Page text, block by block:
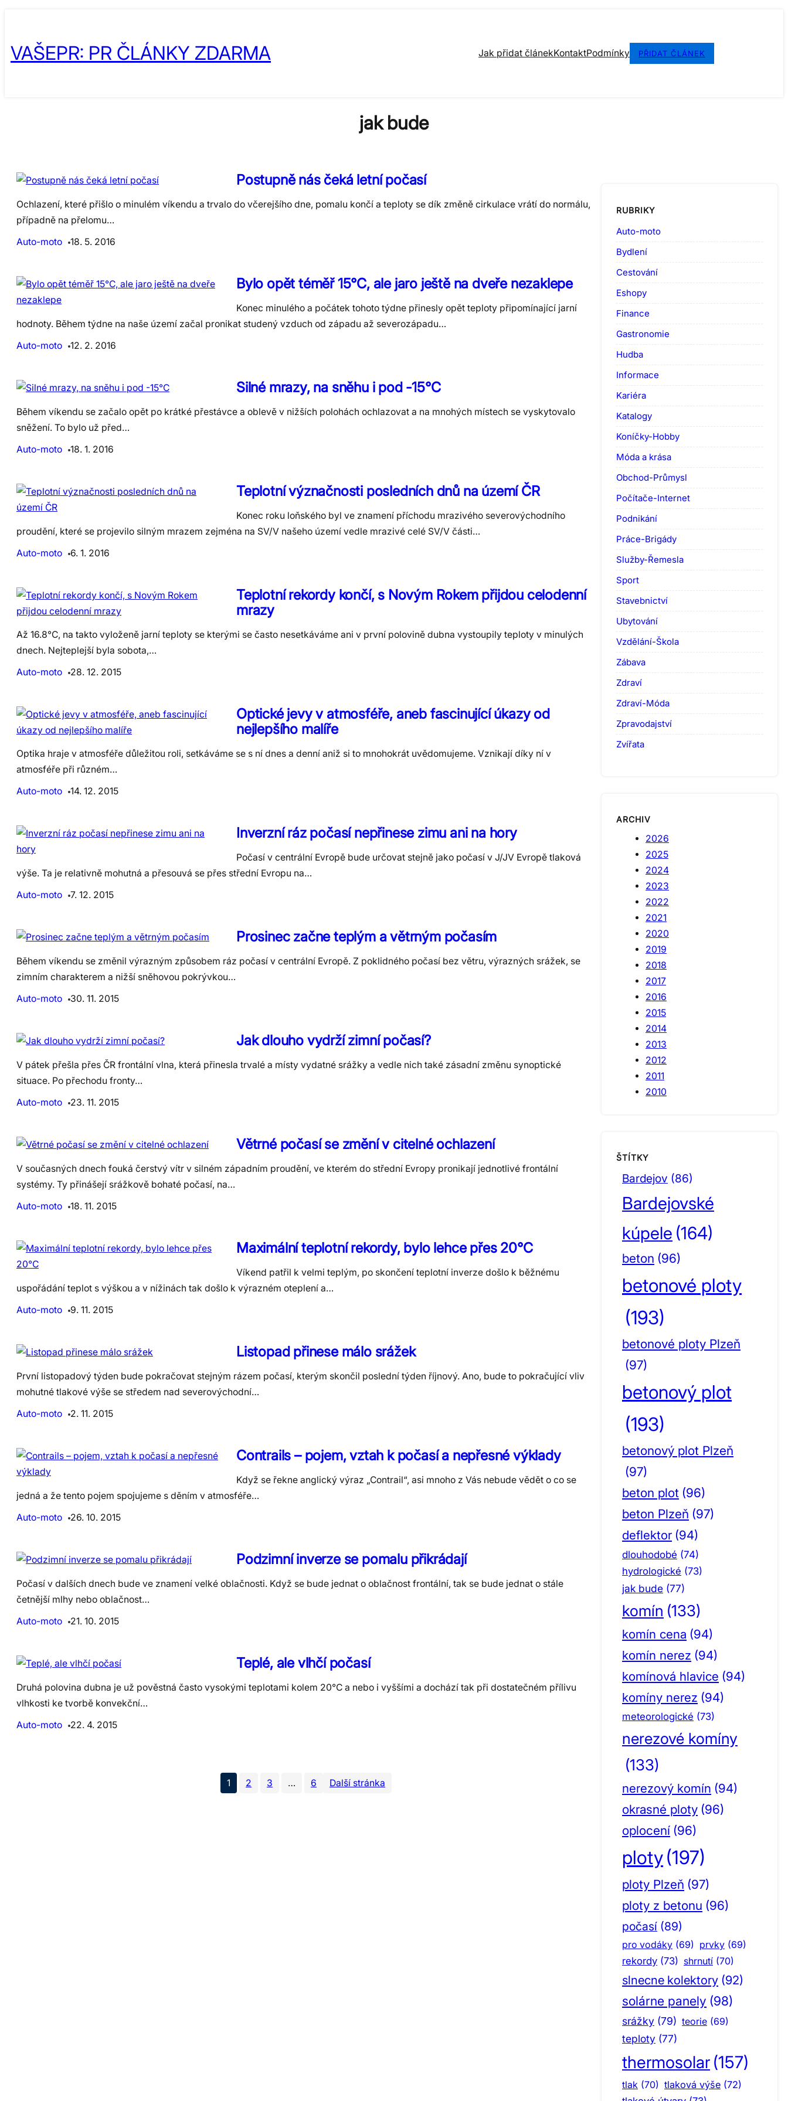
content
VAŠEPR: PR ČLÁNKY ZDARMA Jak přidat článekKontaktPodmínky PŘIDAT ČLÁNEK
jak bude
Postupně nás čeká letní počasí
Ochlazení, které přišlo o minulém víkendu a trvalo do včerejšího dne, pomalu končí a teploty se dík změně cirkulace vrátí do normálu,
případně na přelomu…
Auto-moto
18. 5. 2016
Bylo opět téměř 15°C, ale jaro ještě na dveře nezaklepe
Konec minulého a počátek tohoto týdne přinesly opět teploty připomínající jarní
hodnoty. Během týdne na naše území začal pronikat studený vzduch od západu až severozápadu…
Auto-moto
12. 2. 2016
Silné mrazy, na sněhu i pod -15°C
Během víkendu se začalo opět po krátké přestávce a oblevě v nižších polohách ochlazovat a na mnohých místech se vyskytovalo
sněžení. To bylo už před…
Auto-moto
18. 1. 2016
Teplotní význačnosti posledních dnů na území ČR
Konec roku loňského byl ve znamení příchodu mrazivého severovýchodního
proudění, které se projevilo silným mrazem zejména na SV/V našeho území vedle mrazivé celé SV/V části…
Auto-moto
6. 1. 2016
Teplotní rekordy končí, s Novým Rokem přijdou celodenní
mrazy
Až 16.8°C, na takto vyloženě jarní teploty se kterými se často nesetkáváme ani v první polovině dubna vystoupily teploty v minulých
dnech. Nejteplejší byla sobota,…
Auto-moto
28. 12. 2015
Optické jevy v atmosféře, aneb fascinující úkazy od
nejlepšího malíře
Optika hraje v atmosféře důležitou roli, setkáváme se s ní dnes a denní aniž si to mnohokrát uvědomujeme. Vznikají díky ní v
atmosféře při různém…
Auto-moto
14. 12. 2015
Inverzní ráz počasí nepřinese zimu ani na hory
Počasí v centrální Evropě bude určovat stejně jako počasí v J/JV Evropě tlaková
výše. Ta je relativně mohutná a přesouvá se přes střední Evropu na…
Auto-moto
7. 12. 2015
Prosinec začne teplým a větrným počasím
Během víkendu se změnil výrazným způsobem ráz počasí v centrální Evropě. Z poklidného počasí bez větru, výrazných srážek, se
zimním charakterem a nižší sněhovou pokrývkou…
Auto-moto
30. 11. 2015
Jak dlouho vydrží zimní počasí?
V pátek přešla přes ČR frontální vlna, která přinesla trvalé a místy vydatné srážky a vedle nich také zásadní změnu synoptické
situace. Po přechodu fronty…
Auto-moto
23. 11. 2015
Větrné počasí se změní v citelné ochlazení
V současných dnech fouká čerstvý vítr v silném západním proudění, ve kterém do střední Evropy pronikají jednotlivé frontální
systémy. Ty přinášejí srážkově bohaté počasí, na…
Auto-moto
18. 11. 2015
Maximální teplotní rekordy, bylo lehce přes 20°C
Víkend patřil k velmi teplým, po skončení teplotní inverze došlo k běžnému
uspořádání teplot s výškou a v nížinách tak došlo k výrazném oteplení a…
Auto-moto
9. 11. 2015
Listopad přinese málo srážek
První listopadový týden bude pokračovat stejným rázem počasí, kterým skončil poslední týden říjnový. Ano, bude to pokračující vliv
mohutné tlakové výše se středem nad severovýchodní…
Auto-moto
2. 11. 2015
Contrails – pojem, vztah k počasí a nepřesné výklady
Když se řekne anglický výraz „Contrail“, asi mnoho z Vás nebude vědět o co se
jedná a že tento pojem spojujeme s děním v atmosféře…
Auto-moto
26. 10. 2015
Podzimní inverze se pomalu přikrádají
Počasí v dalších dnech bude ve znamení velké oblačnosti. Když se bude jednat o oblačnost frontální, tak se bude jednat o stále
četnější mlhy nebo oblačnost…
Auto-moto
21. 10. 2015
Teplé, ale vlhčí počasí
Druhá polovina dubna je už pověstná často vysokými teplotami kolem 20°C a nebo i vyššími a dochází tak při dostatečném přílivu
vlhkosti ke tvorbě konvekční…
Auto-moto
22. 4. 2015
1 2 3 … 6 Další stránka
RUBRIKY
Auto-moto
Bydlení
Cestování
Eshopy
Finance
Gastronomie
Hudba
Informace
Kariéra
Katalogy
Koníčky-Hobby
Móda a krása
Obchod-Průmysl
Počítače-Internet
Podnikání
Práce-Brigády
Služby-Řemesla
Sport
Stavebnictví
Ubytování
Vzdělání-Škola
Zábava
Zdraví
Zdraví-Móda
Zpravodajství
Zvířata
ARCHIV
2026
2025
2024
2023
2022
2021
2020
2019
2018
2017
2016
2015
2014
2013
2012
2011
2010
ŠTÍTKY
Bardejov (86)
Bardejovské
kúpele (164)
beton (96)
betonové ploty
(193)
betonové ploty Plzeň
(97)
betonový plot
(193)
betonový plot Plzeň
(97)
beton plot (96)
beton Plzeň (97)
deflektor (94)
dlouhodobé (74)
hydrologické (73)
jak bude (77)
komín (133)
komín cena (94)
komín nerez (94)
komínová hlavice (94)
komíny nerez (94)
meteorologické (73)
nerezové komíny
(133)
nerezový komín (94)
okrasné ploty (96)
oplocení (96)
ploty(197)
ploty Plzeň (97)
ploty z betonu (96)
počasí (89)
pro vodáky (69) prvky (69)
rekordy (73) shrnutí (70)
slnecne kolektory (92)
solárne panely (98)
srážky (79) teorie (69)
teploty (77)
thermosolar (157)
tlak (70) tlaková výše (72)